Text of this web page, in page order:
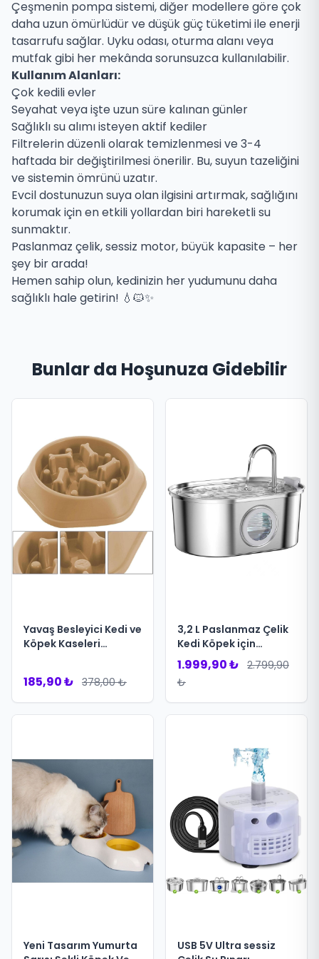
Çeşmenin pompa sistemi, diğer modellere göre çok
daha uzun ömürlüdür ve düşük güç tüketimi ile enerji
tasarrufu sağlar. Uyku odası, oturma alanı veya
mutfak gibi her mekânda sorunsuzca kullanılabilir.
Kullanım Alanları:
Çok kedili evler
Seyahat veya işte uzun süre kalınan günler
Sağlıklı su alımı isteyen aktif kediler
Filtrelerin düzenli olarak temizlenmesi ve 3-4
haftada bir değiştirilmesi önerilir. Bu, suyun tazeliğini
ve sistemin ömrünü uzatır.
Evcil dostunuzun suya olan ilgisini artırmak, sağlığını
korumak için en etkili yollardan biri hareketli su
sunmaktır.
Paslanmaz çelik, sessiz motor, büyük kapasite – her
şey bir arada!
Hemen sahip olun, kedinizin her yudumunu daha
sağlıklı hale getirin! 💧🐱✨
Bunlar da Hoşunuza Gidebilir
Yavaş Besleyici Kedi ve
Köpek Kaseleri
185,90 ₺ 378,00 ₺
3,2 L Paslanmaz Çelik
Kedi Köpek için
Otomatik Pencereli Su
Pınarı Su Çeşmesi Su
Sebili
1.999,90 ₺ 2.799,90
₺
Yeni Tasarım Yumurta
USB 5V Ultra sessiz